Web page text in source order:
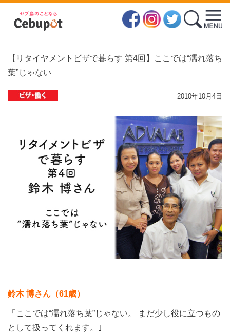
【リタイヤメントビザで暮らす 第4回】ここでは“濡れ落ち
葉”じゃない
2010年10月4日
鈴木 博さん（61歳）
「ここでは“濡れ落ち葉”じゃない。 まだ少し役に立つもの
として扱ってくれます。｣